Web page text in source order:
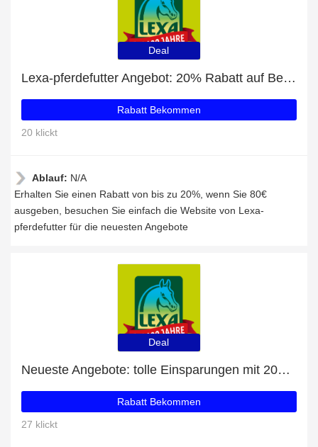
Deal
Lexa-pferdefutter Angebot: 20% Rabatt auf Bestellungen über 80€
Rabatt Bekommen
20 klickt
Ablauf: N/A
Erhalten Sie einen Rabatt von bis zu 20%, wenn Sie 80€
ausgeben, besuchen Sie einfach die Website von Lexa-
pferdefutter für die neuesten Angebote
Deal
Neueste Angebote: tolle Einsparungen mit 20% Rabatt
Rabatt Bekommen
27 klickt